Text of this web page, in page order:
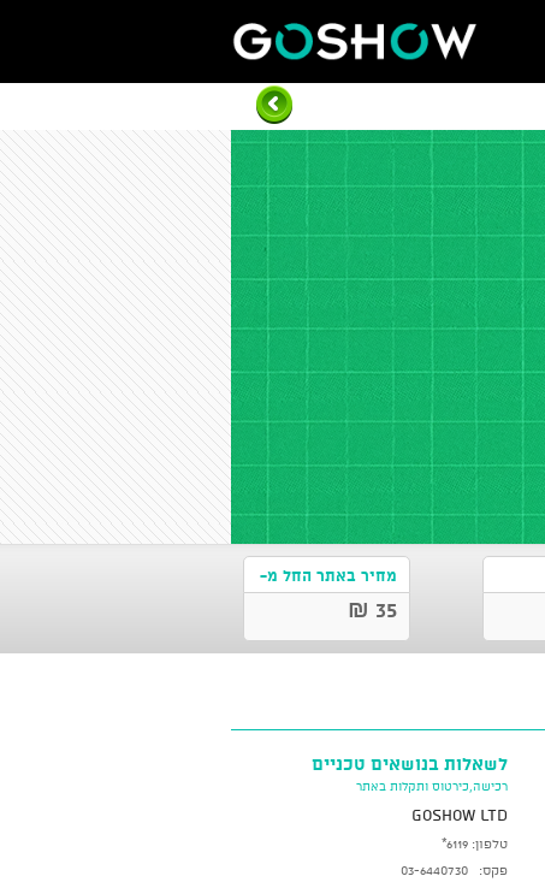
מחיר באתר החל מ-
35 ₪
לשאלות בנושאים טכניים
רכישה,כירטוס ותקלות באתר
GoShow LTD
טלפון: *6119
פקס:
03-6440730